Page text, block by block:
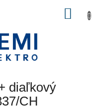
diaľkový
CH